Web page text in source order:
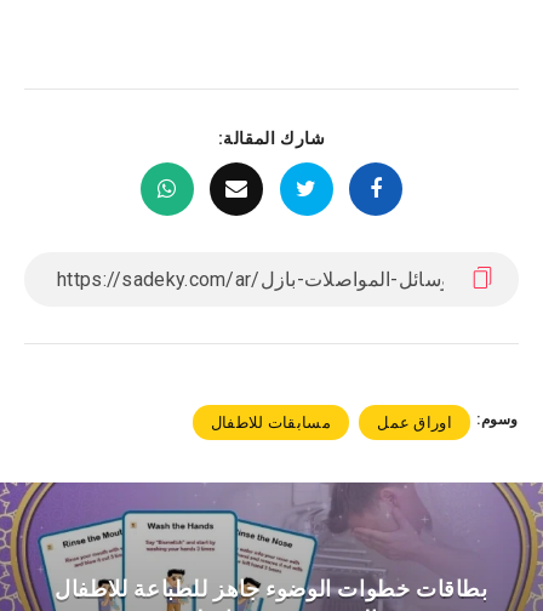
شارك المقالة:
وسوم: اوراق عمل مسابقات للاطفال
بطاقات خطوات الوضوء جاهز للطباعة للاطفال